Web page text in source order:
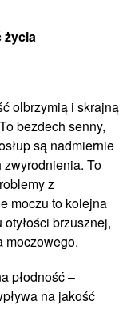
życia
olbrzymią i skrajną
bezdech senny,
są nadmiernie
To
z
moczu to kolejna
brzusznej,
moczowego.
płodność –
na jakość